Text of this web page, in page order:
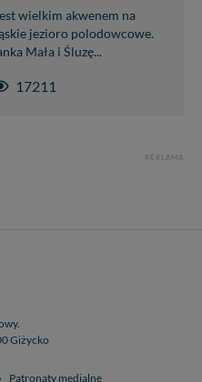
wielkim akwenem na
jezioro polodowcowe.
Mała i Śluzę...
17211
REKLAMA
Giżycko
Regulamin serwisu